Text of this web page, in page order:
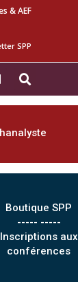
& AEF
SPP
Boutique SPP
----- -----
Inscriptions aux
conférences